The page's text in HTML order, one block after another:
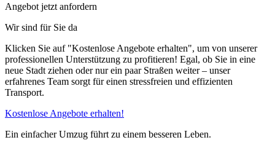
Angebot jetzt anfordern
Wir sind für Sie da
Klicken Sie auf "Kostenlose Angebote erhalten", um von unserer
professionellen Unterstützung zu profitieren! Egal, ob Sie in eine
neue Stadt ziehen oder nur ein paar Straßen weiter – unser
erfahrenes Team sorgt für einen stressfreien und effizienten
Transport.
Kostenlose Angebote erhalten!
Ein einfacher Umzug führt zu einem besseren Leben.